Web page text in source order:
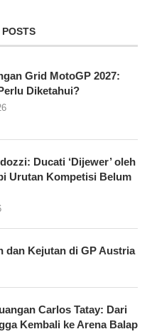
Grid MotoGP 2027:
Diketahui?
Ducati ‘Dijewer’ oleh
Urutan Kompetisi Belum
dan Kejutan di GP Austria
Carlos Tatay: Dari
Kembali ke Arena Balap